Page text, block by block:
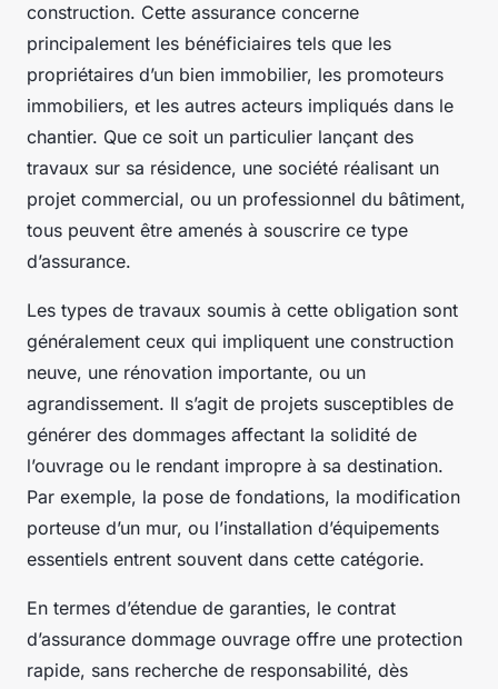
construction. Cette assurance concerne
principalement les bénéficiaires tels que les
propriétaires d’un bien immobilier, les promoteurs
immobiliers, et les autres acteurs impliqués dans le
chantier. Que ce soit un particulier lançant des
travaux sur sa résidence, une société réalisant un
projet commercial, ou un professionnel du bâtiment,
tous peuvent être amenés à souscrire ce type
d’assurance.
Les types de travaux soumis à cette obligation sont
généralement ceux qui impliquent une construction
neuve, une rénovation importante, ou un
agrandissement. Il s’agit de projets susceptibles de
générer des dommages affectant la solidité de
l’ouvrage ou le rendant impropre à sa destination.
Par exemple, la pose de fondations, la modification
porteuse d’un mur, ou l’installation d’équipements
essentiels entrent souvent dans cette catégorie.
En termes d’étendue de garanties, le contrat
d’assurance dommage ouvrage offre une protection
rapide, sans recherche de responsabilité, dès